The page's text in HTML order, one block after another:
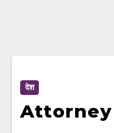
देश
Attorney